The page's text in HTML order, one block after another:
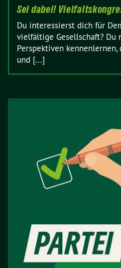
Sei dabei!
Du interessierst dich für
vielfältige Gesellschaft? Du
Perspektiven kennenlernen,
und [...]